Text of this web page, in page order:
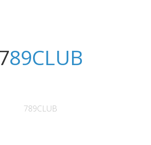
789CLUB
789CLUB